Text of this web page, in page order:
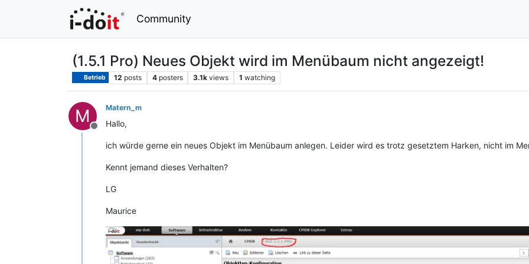
Community
(1.5.1 Pro) Neues Objekt wird im Menübaum nicht angezeigt!
Betrieb 12 posts 4 posters 3.1k views 1 watching
M
Offline
Matern_m
Hallo,
ich würde gerne ein neues Objekt im Menübaum anlegen. Leider wird es trotz gesetztem Harken, nicht im
Kennt jemand dieses Verhalten?
LG
Maurice